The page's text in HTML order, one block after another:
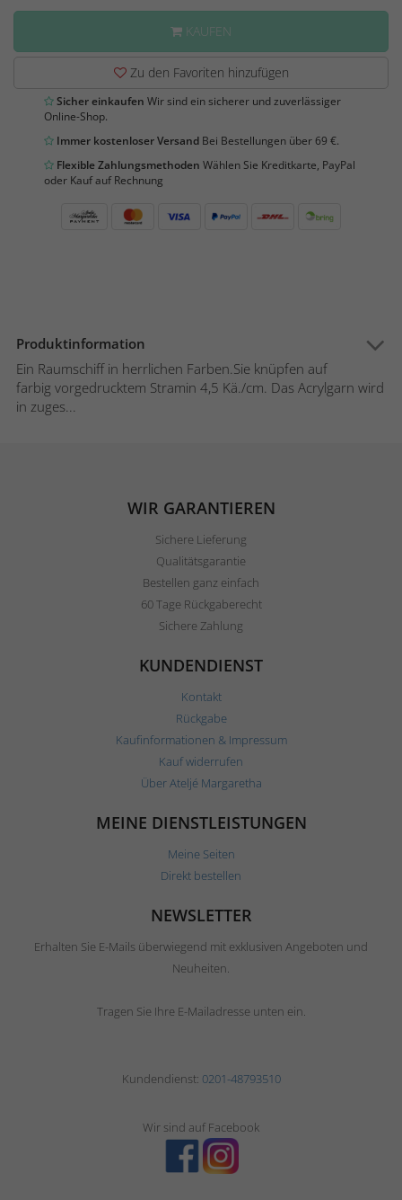
KAUFEN
Zu den Favoriten hinzufügen
Sicher einkaufen Wir sind ein sicherer und zuverlässiger
Online-Shop.
Immer kostenloser Versand Bei Bestellungen über 69 €.
Flexible Zahlungsmethoden Wählen Sie Kreditkarte, PayPal
oder Kauf auf Rechnung
Produktinformation
Ein Raumschiff in herrlichen Farben.Sie knüpfen auf
farbig vorgedrucktem Stramin 4,5 Kä./cm. Das Acrylgarn wird
in zuges...
WIR GARANTIEREN
Sichere Lieferung
Qualitätsgarantie
Bestellen ganz einfach
60 Tage Rückgaberecht
Sichere Zahlung
KUNDENDIENST
Kontakt
Rückgabe
Kaufinformationen & Impressum
Kauf widerrufen
Über Ateljé Margaretha
MEINE DIENSTLEISTUNGEN
Meine Seiten
Direkt bestellen
NEWSLETTER
Erhalten Sie E-Mails überwiegend mit exklusiven Angeboten und
Neuheiten.
Tragen Sie Ihre E-Mailadresse unten ein.
Kundendienst: 0201-48793510
Wir sind auf Facebook